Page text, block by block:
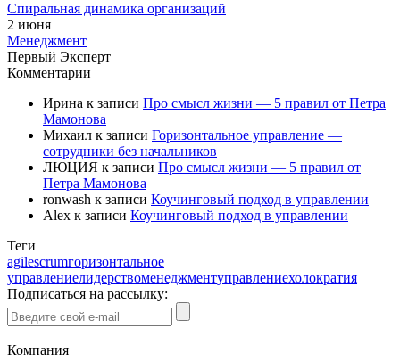
Спиральная динамика организаций
2 июня
Менеджмент
Первый Эксперт
Комментарии
Ирина к записи Про смысл жизни — 5 правил от Петра
Мамонова
Михаил к записи Горизонтальное управление —
сотрудники без начальников
ЛЮЦИЯ к записи Про смысл жизни — 5 правил от
Петра Мамонова
ronwash к записи Коучинговый подход в управлении
Alex к записи Коучинговый подход в управлении
Теги
agilescrumгоризонтальное
управлениелидерствоменеджментуправлениехолократия
Подписаться на рассылку:
Компания